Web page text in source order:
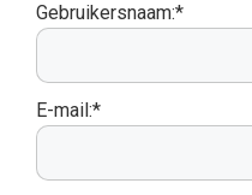
Gebruikersnaam:*
E-mail:*